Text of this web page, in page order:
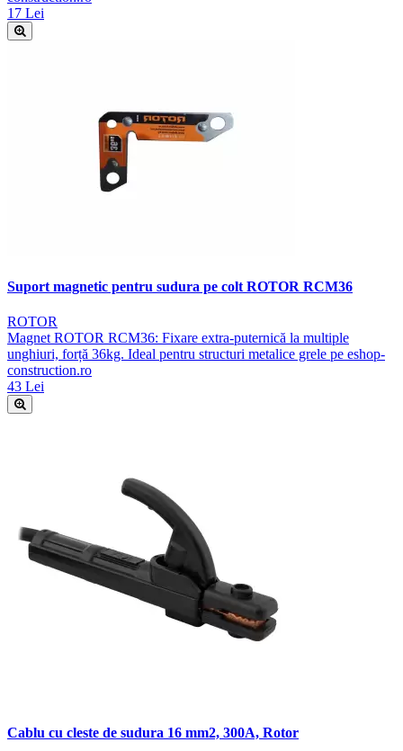
17 Lei
Suport magnetic pentru sudura pe colt ROTOR RCM36
ROTOR
Magnet ROTOR RCM36: Fixare extra-puternică la multiple
unghiuri, forță 36kg. Ideal pentru structuri metalice grele pe eshop-
construction.ro
43 Lei
Cablu cu cleste de sudura 16 mm2, 300A, Rotor